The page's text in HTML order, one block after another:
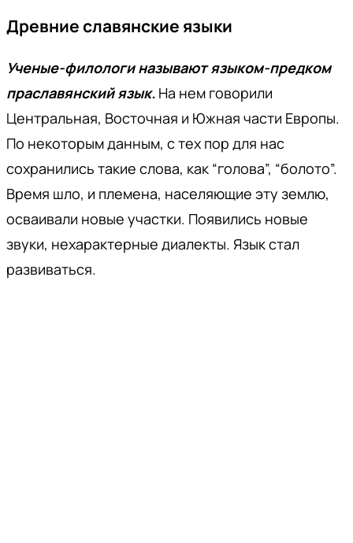
Древние славянские языки
Ученые-филологи называют языком-предком
праславянский язык. На нем говорили
Центральная, Восточная и Южная части Европы.
По некоторым данным, с тех пор для нас
сохранились такие слова, как “голова”, “болото”.
Время шло, и племена, населяющие эту землю,
осваивали новые участки. Появились новые
звуки, нехарактерные диалекты. Язык стал
развиваться.